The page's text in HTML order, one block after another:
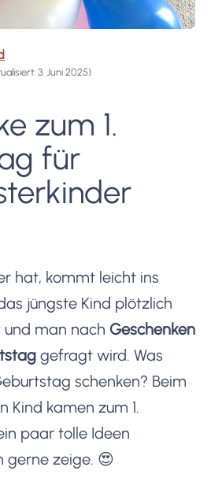
3. Juni 2025)
zum 1.
für
hat, kommt leicht ins
jüngste Kind plötzlich
und man nach Geschenken
gefragt wird. Was
schenken? Beim
Kind kamen zum 1.
paar tolle Ideen
gerne zeige. 😍